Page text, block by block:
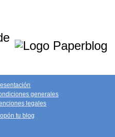
generales
legales
tu blog